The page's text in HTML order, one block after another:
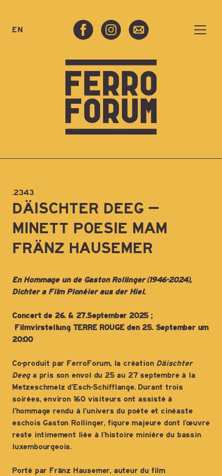
EN
.2343
DÄISCHTER DEEG –
MINETT POESIE MAM
FRÄNZ HAUSEMER
En Hommage un de Gaston Rollinger (1946-2024),
Dichter a Film Pionéier aus der Hiel.
Concert de 26. & 27.September 2025 ;
Filmvirstellung TERRE ROUGE den 25. September um
20:00
Co-produit par FerroForum, la création Däischter
Deega pris son envol du 25 au 27 septembre à la
Metzeschmelz d’Esch-Schifflange. Durant trois
soirées, environ 160 visiteurs ont assisté à
l’hommage rendu à l’univers du poète et cinéaste
eschois Gaston Rollinger, figure majeure dont l’œuvre
reste intimement liée à l’histoire minière du bassin
luxembourgeois.
Porté par Fränz Hausemer, auteur du film